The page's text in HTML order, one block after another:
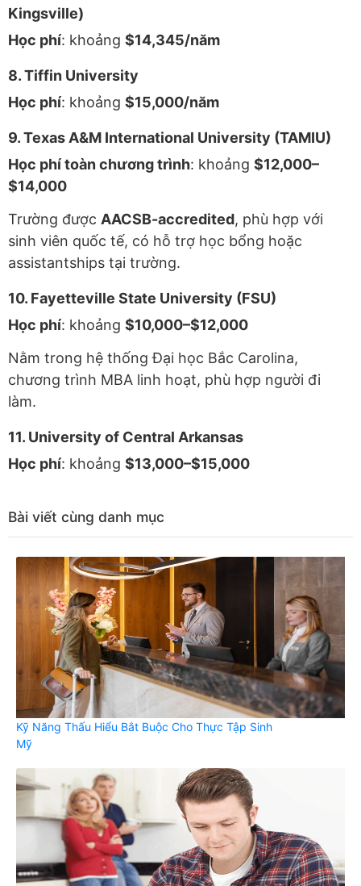
Kingsville)
Học phí: khoảng $14,345/năm
8. Tiffin University
Học phí: khoảng $15,000/năm
9. Texas A&M International University (TAMIU)
Học phí toàn chương trình: khoảng $12,000–
$14,000
Trường được AACSB-accredited, phù hợp với
sinh viên quốc tế, có hỗ trợ học bổng hoặc
assistantships tại trường.
10. Fayetteville State University (FSU)
Học phí: khoảng $10,000–$12,000
Nằm trong hệ thống Đại học Bắc Carolina,
chương trình MBA linh hoạt, phù hợp người đi
làm.
11. University of Central Arkansas
Học phí: khoảng $13,000–$15,000
Bài viết cùng danh mục
Kỹ Năng Thấu Hiểu Bắt Buộc Cho Thực Tập Sinh
Mỹ